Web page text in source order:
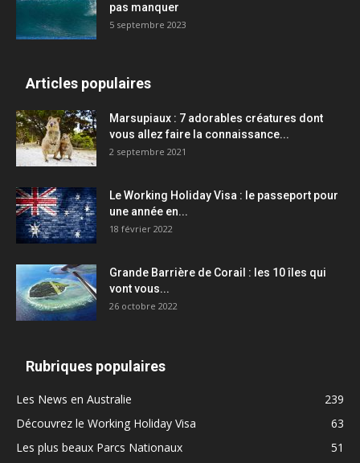
pas manquer
5 septembre 2023
Articles populaires
Marsupiaux : 7 adorables créatures dont
vous allez faire la connaissance...
2 septembre 2021
Le Working Holiday Visa : le passeport pour
une année en...
18 février 2022
Grande Barrière de Corail : les 10 îles qui
vont vous...
26 octobre 2022
Rubriques populaires
Les News en Australie
239
Découvrez le Working Holiday Visa
63
Les plus beaux Parcs Nationaux
51